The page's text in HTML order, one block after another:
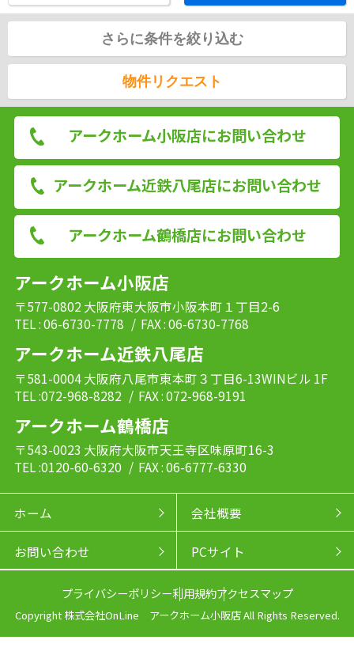
さらに条件を絞り込む
物件リクエスト
アークホーム小阪店にお問い合わせ
アークホーム近鉄八尾店にお問い合わせ
アークホーム鶴橋店にお問い合わせ
アークホーム小阪店
〒577-0802 大阪府東大阪市小阪本町１丁目2-6
TEL : 06-6730-7778 / FAX : 06-6730-7768
アークホーム近鉄八尾店
〒581-0004 大阪府八尾市東本町３丁目6-13WINビル 1F
TEL :072-968-8282 / FAX : 072-968-9191
アークホーム鶴橋店
〒543-0023 大阪府大阪市天王寺区味原町16-3
TEL :0120-60-6320 / FAX : 06-6777-6330
ホーム 会社概要
お問い合わせ PCサイト
プライバシーポリシー利用規約アクセスマップ
Copyright 株式会社OnLine アークホーム小阪店 All Rights Reserved.